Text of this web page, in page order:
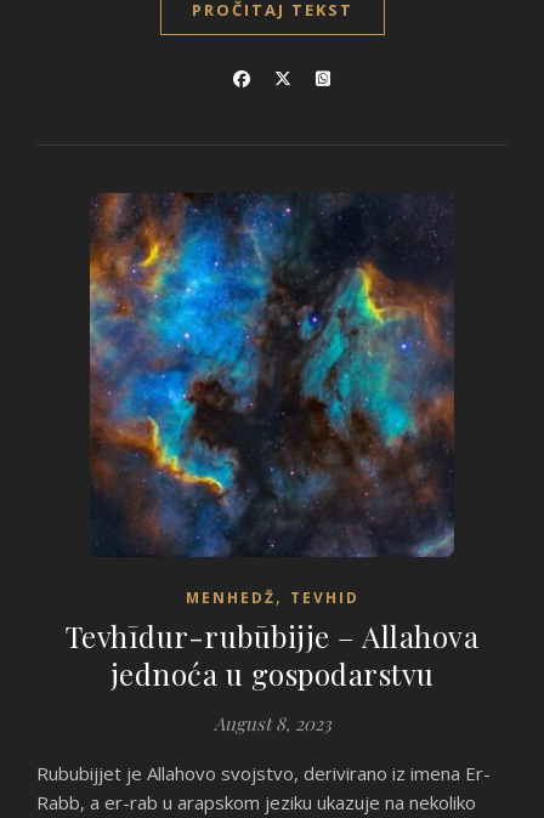
PROČITAJ TEKST
MENHEDŽ, TEVHID
Tevhīdur-rubūbijje – Allahova
jednoća u gospodarstvu
August 8, 2023
Rububijjet je Allahovo svojstvo, derivirano iz imena Er-
Rabb, a er-rab u arapskom jeziku ukazuje na nekoliko